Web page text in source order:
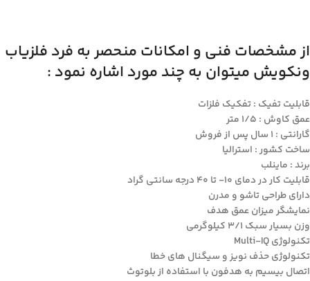
از مشخصات فنی و امکانات منحصر به فرد فلزیاب
ونکویش میتوان به چند مورد اشاره نمود :
قابلیت تفیک : تفکیک فلزات
عمق کاوش : 1/5 متر
گارانتی : 1 سال پس از فروش
ساخت کشور : استرالیا
برند : ماینلب
قابلیت کار در دمای 10- تا 40 درجه سانتی گراد
دارای طراحی تاشو و مدرن
نمایشگر میزان عمق هدف
وزن بسیار سبک 3/1 کیلوگرمی
تکنولوژی Multi-IQ
تکنولوژی حذف نویز و سیگنال های خطا
اتصال بیسیم به هدفون با استفاده از بلوتوث